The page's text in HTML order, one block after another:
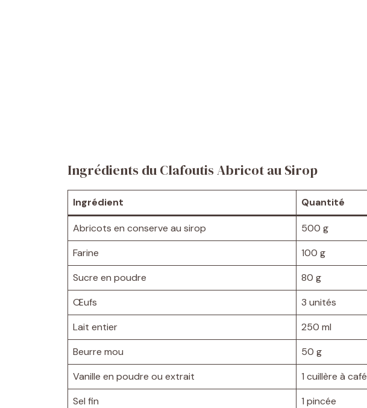
Ingrédients du Clafoutis Abricot au Sirop
Ingrédient Quantité
Abricots en conserve au sirop
500 g
Farine
100 g
Sucre en poudre
80 g
Œufs
3 unités
Lait entier
250 ml
Beurre mou
50 g
Vanille en poudre ou extrait
1 cuillère à café
Sel fin
1 pincée